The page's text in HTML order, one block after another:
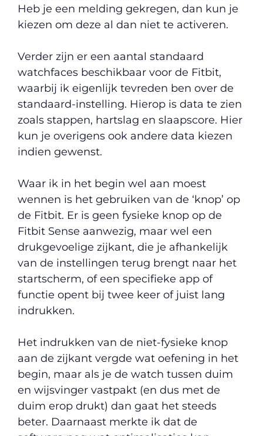
Heb je een melding gekregen, dan kun je
kiezen om deze al dan niet te activeren.
Verder zijn er een aantal standaard
watchfaces beschikbaar voor de Fitbit,
waarbij ik eigenlijk tevreden ben over de
standaard-instelling. Hierop is data te zien
zoals stappen, hartslag en slaapscore. Hier
kun je overigens ook andere data kiezen
indien gewenst.
Waar ik in het begin wel aan moest
wennen is het gebruiken van de ‘knop’ op
de Fitbit. Er is geen fysieke knop op de
Fitbit Sense aanwezig, maar wel een
drukgevoelige zijkant, die je afhankelijk
van de instellingen terug brengt naar het
startscherm, of een specifieke app of
functie opent bij twee keer of juist lang
indrukken.
Het indrukken van de niet-fysieke knop
aan de zijkant vergde wat oefening in het
begin, maar als je de watch tussen duim
en wijsvinger vastpakt (en dus met de
duim erop drukt) dan gaat het steeds
beter. Daarnaast merkte ik dat de